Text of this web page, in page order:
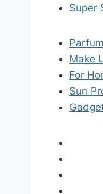
Super
Make
For
Sun